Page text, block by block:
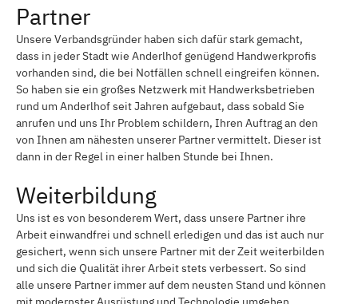
Partner
Unsere Verbandsgründer haben sich dafür stark gemacht,
dass in jeder Stadt wie Anderlhof genügend Handwerkprofis
vorhanden sind, die bei Notfällen schnell eingreifen können.
So haben sie ein großes Netzwerk mit Handwerksbetrieben
rund um Anderlhof seit Jahren aufgebaut, dass sobald Sie
anrufen und uns Ihr Problem schildern, Ihren Auftrag an den
von Ihnen am nähesten unserer Partner vermittelt. Dieser ist
dann in der Regel in einer halben Stunde bei Ihnen.
Weiterbildung
Uns ist es von besonderem Wert, dass unsere Partner ihre
Arbeit einwandfrei und schnell erledigen und das ist auch nur
gesichert, wenn sich unsere Partner mit der Zeit weiterbilden
und sich die Qualität ihrer Arbeit stets verbessert. So sind
alle unsere Partner immer auf dem neusten Stand und können